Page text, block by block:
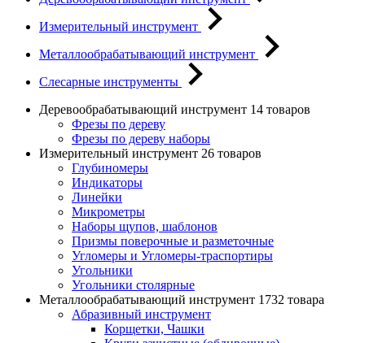
Измерительный инструмент
Металлообрабатывающий инструмент
Слесарные инструменты
Деревообрабатывающий инструмент 14 товаров
Фрезы по дереву
Фрезы по дереву наборы
Измерительный инструмент 26 товаров
Глубиномеры
Индикаторы
Линейки
Микрометры
Наборы щупов, шаблонов
Призмы поверочные и разметочные
Угломеры и Угломеры-траспортиры
Угольники
Угольники столярные
Металлообрабатывающий инструмент 1732 товара
Абразивный инструмент
Корщетки, Чашки